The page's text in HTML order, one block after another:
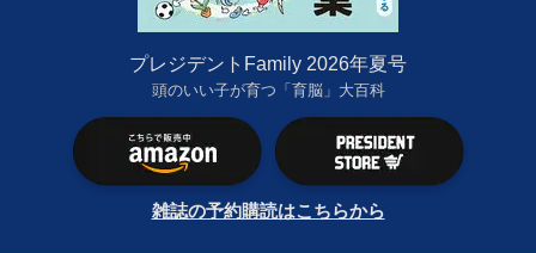
プレジデントFamily 2026年夏号
頭のいい子が育つ「育脳」大百科
雑誌の予約購読はこちらから